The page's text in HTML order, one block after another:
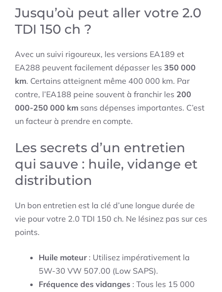
Jusqu’où peut aller votre 2.0
TDI 150 ch ?
Avec un suivi rigoureux, les versions EA189 et
EA288 peuvent facilement dépasser les 350 000
km. Certains atteignent même 400 000 km. Par
contre, l’EA188 peine souvent à franchir les 200
000-250 000 km sans dépenses importantes. C’est
un facteur à prendre en compte.
Les secrets d’un entretien
qui sauve : huile, vidange et
distribution
Un bon entretien est la clé d’une longue durée de
vie pour votre 2.0 TDI 150 ch. Ne lésinez pas sur ces
points.
Huile moteur: Utilisez impérativement la
5W-30 VW 507.00 (Low SAPS).
Fréquence des vidanges : Tous les 15 000